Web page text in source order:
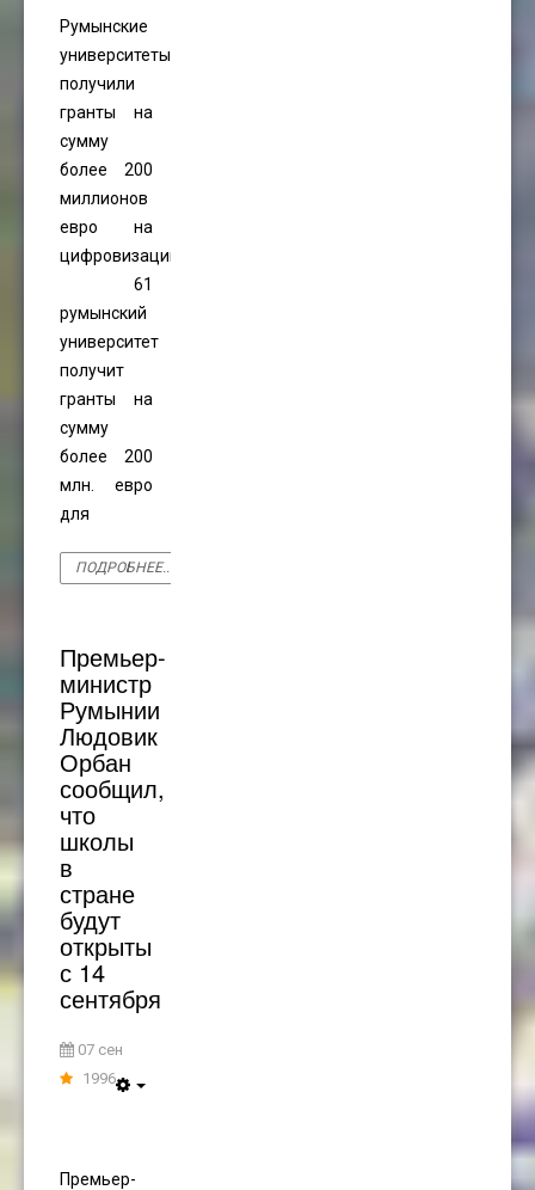
Румынские
университеты
получили
гранты на
сумму
более 200
миллионов
евро на
цифровизацию.
61
румынский
университет
получит
гранты на
сумму
более 200
млн. евро
для
ПОДРОБНЕЕ...
Премьер-
министр
Румынии
Людовик
Орбан
сообщил,
что
школы
в
стране
будут
открыты
с 14
сентября
07 сен
1996
Премьер-